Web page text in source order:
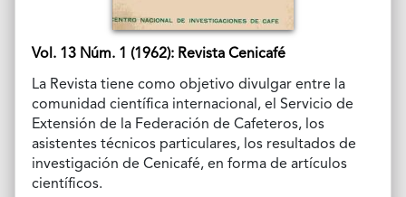
Vol. 13 Núm. 1 (1962): Revista Cenicafé
La Revista tiene como objetivo divulgar entre la
comunidad científica internacional, el Servicio de
Extensión de la Federación de Cafeteros, los
asistentes técnicos particulares, los resultados de
investigación de Cenicafé, en forma de artículos
científicos.